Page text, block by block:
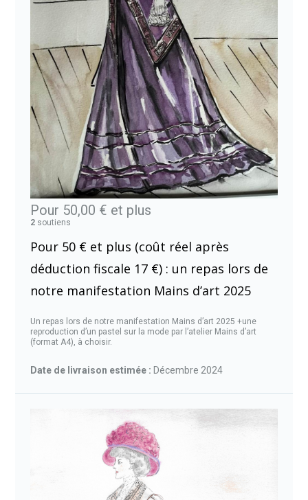
Pour 50,00 € et plus
2 soutiens
Pour 50 € et plus (coût réel après
déduction fiscale 17 €) : un repas lors de
notre manifestation Mains d’art 2025
Un repas lors de notre manifestation Mains d’art 2025 +une
reproduction d’un pastel sur la mode par l’atelier Mains d’art
(format A4), à choisir.
Date de livraison estimée : Décembre 2024